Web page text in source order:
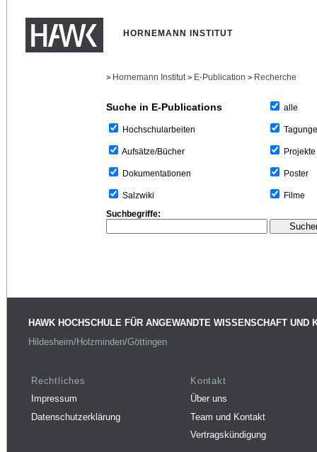
HORNEMANN INSTITUT
> Hornemann Institut > E-Publication > Recherche
Suche in E-Publications
Hochschularbeiten
Aufsätze/Bücher
Dokumentationen
Salzwiki
alle
Projekte
Poster
Filme
Suchbegriffe:
HAWK HOCHSCHULE FÜR ANGEWANDTE WISSENSCHAFT UND
Hildesheim/Holzminden/Göttingen
Rechtliches
Impressum
Datenschutzerklärung
Kontakt
Über uns
Team und Kontakt
Vertragskündigung